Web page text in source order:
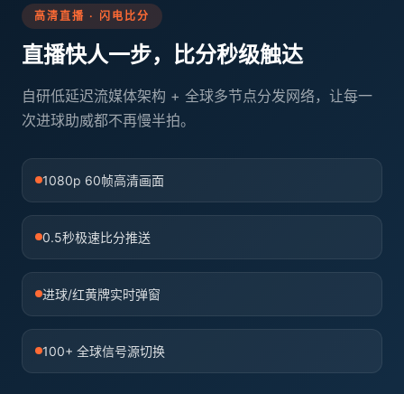
高清直播 · 闪电比分
直播快人一步，比分秒级触达
自研低延迟流媒体架构 + 全球多节点分发网络，让每一
次进球助威都不再慢半拍。
1080p 60帧高清画面
0.5秒极速比分推送
进球/红黄牌实时弹窗
100+ 全球信号源切换